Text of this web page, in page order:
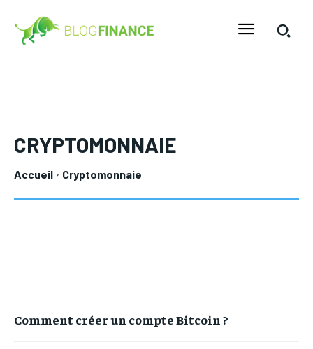
CRYPTOMONNAIE
Accueil Cryptomonnaie
Comment créer un compte Bitcoin ?